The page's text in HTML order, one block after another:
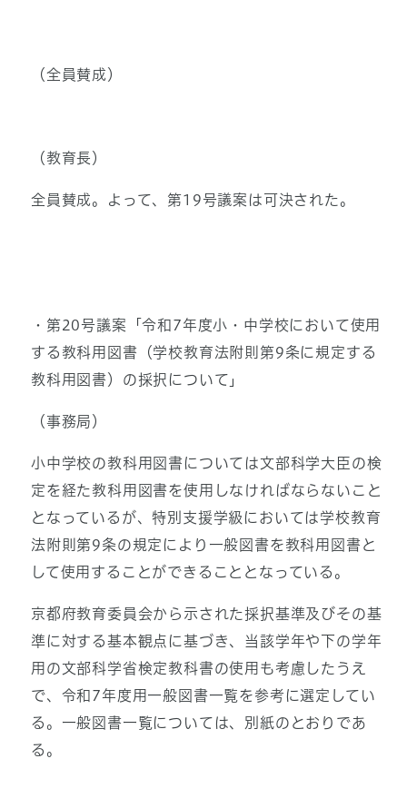
（全員賛成）
（教育長）
全員賛成。よって、第19号議案は可決された。
・第20号議案「令和7年度小・中学校において使用
する教科用図書（学校教育法附則第9条に規定する
教科用図書）の採択について」
（事務局）
小中学校の教科用図書については文部科学大臣の検
定を経た教科用図書を使用しなければならないこと
となっているが、特別支援学級においては学校教育
法附則第9条の規定により一般図書を教科用図書と
して使用することができることとなっている。
京都府教育委員会から示された採択基準及びその基
準に対する基本観点に基づき、当該学年や下の学年
用の文部科学省検定教科書の使用も考慮したうえ
で、令和7年度用一般図書一覧を参考に選定してい
る。一般図書一覧については、別紙のとおりであ
る。